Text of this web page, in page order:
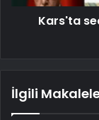
Kars'ta
İlgili